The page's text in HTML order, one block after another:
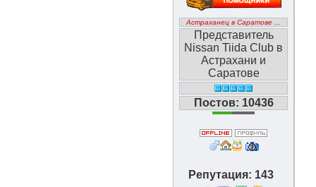
Астраханец в Саратове ...
Представитель
Nissan Tiida Club в
Астрахани и
Саратове
Постов: 10436
Репутация: 143